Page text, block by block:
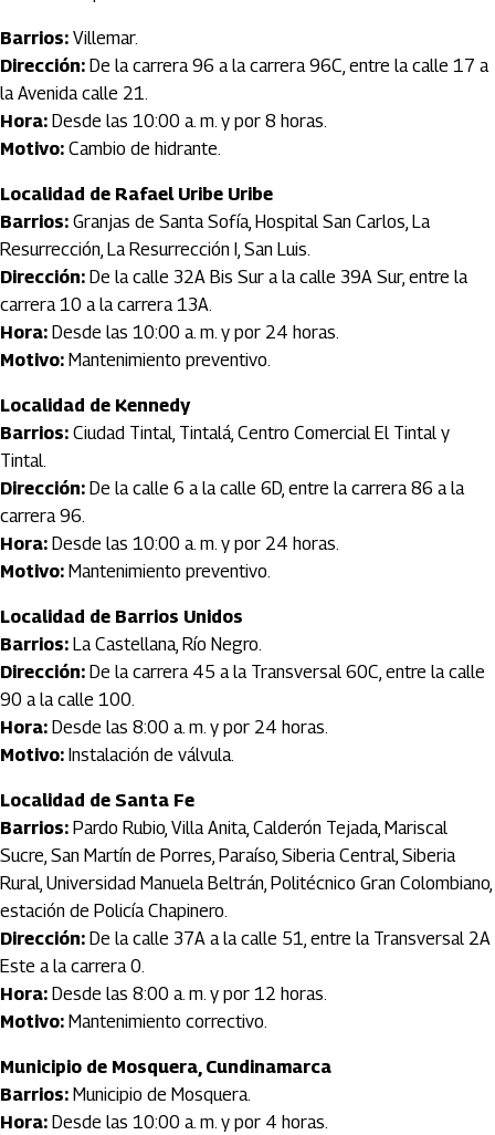
Barrios: Villemar.
Dirección: De la carrera 96 a la carrera 96C, entre la calle 17 a
la Avenida calle 21.
Hora: Desde las 10:00 a. m. y por 8 horas.
Motivo: Cambio de hidrante.
Localidad de Rafael Uribe Uribe
Barrios: Granjas de Santa Sofía, Hospital San Carlos, La
Resurrección, La Resurrección I, San Luis.
Dirección: De la calle 32A Bis Sur a la calle 39A Sur, entre la
carrera 10 a la carrera 13A.
Hora: Desde las 10:00 a. m. y por 24 horas.
Motivo: Mantenimiento preventivo.
Localidad de Kennedy
Barrios: Ciudad Tintal, Tintalá, Centro Comercial El Tintal y
Tintal.
Dirección: De la calle 6 a la calle 6D, entre la carrera 86 a la
carrera 96.
Hora: Desde las 10:00 a. m. y por 24 horas.
Motivo: Mantenimiento preventivo.
Localidad de Barrios Unidos
Barrios: La Castellana, Río Negro.
Dirección: De la carrera 45 a la Transversal 60C, entre la calle
90 a la calle 100.
Hora: Desde las 8:00 a. m. y por 24 horas.
Motivo: Instalación de válvula.
Localidad de Santa Fe
Barrios: Pardo Rubio, Villa Anita, Calderón Tejada, Mariscal
Sucre, San Martín de Porres, Paraíso, Siberia Central, Siberia
Rural, Universidad Manuela Beltrán, Politécnico Gran Colombiano,
estación de Policía Chapinero.
Dirección: De la calle 37A a la calle 51, entre la Transversal 2A
Este a la carrera 0.
Hora: Desde las 8:00 a. m. y por 12 horas.
Motivo: Mantenimiento correctivo.
Municipio de Mosquera, Cundinamarca
Barrios: Municipio de Mosquera.
Hora: Desde las 10:00 a. m. y por 4 horas.